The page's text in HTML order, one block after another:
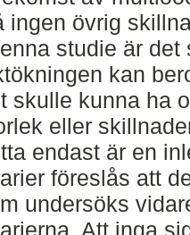
ingen övrig
studie är det
kan
skulle kunna ha
eller
endast är en
föreslås att
undersöks
Att inga